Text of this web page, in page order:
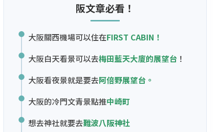
阪文章必看！
大阪關西機場可以住在FIRST CABIN！
大阪白天看景可以去梅田藍天大廈的展望台 ！
大阪看夜景就是要去阿倍野展望台。
大阪的冷門文青景點推中崎町
想去神社就要去難波八阪神社